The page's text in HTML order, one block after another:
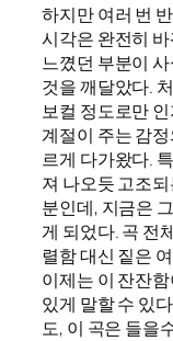
하지만 여러 번
시각은 완전히 바
느꼈던 부분이
것을 깨달았다.
보컬 정도로만
계절이 주는 감
르게 다가왔다.
져 나오듯 고조
분인데, 지금은
게 되었다. 곡 전
렬함 대신 짙은
이제는 이 잔잔
있게 말할 수 있
도, 이 곡은 들을